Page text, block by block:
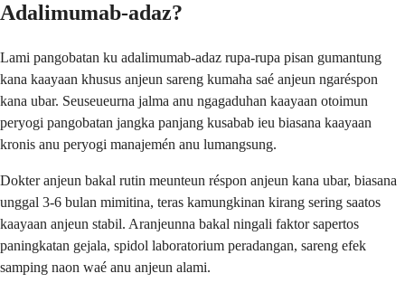
Adalimumab-adaz?
Lami pangobatan ku adalimumab-adaz rupa-rupa pisan gumantung
kana kaayaan khusus anjeun sareng kumaha saé anjeun ngaréspon
kana ubar. Seuseueurna jalma anu ngagaduhan kaayaan otoimun
peryogi pangobatan jangka panjang kusabab ieu biasana kaayaan
kronis anu peryogi manajemén anu lumangsung.
Dokter anjeun bakal rutin meunteun réspon anjeun kana ubar, biasana
unggal 3-6 bulan mimitina, teras kamungkinan kirang sering saatos
kaayaan anjeun stabil. Aranjeunna bakal ningali faktor sapertos
paningkatan gejala, spidol laboratorium peradangan, sareng efek
samping naon waé anu anjeun alami.